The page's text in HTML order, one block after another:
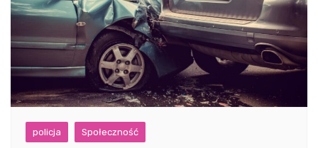
policja Społeczność